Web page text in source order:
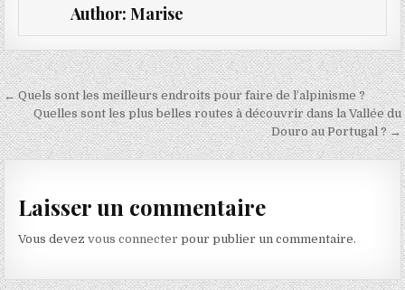
Author: Marise
Navigation de l’article
← Quels sont les meilleurs endroits pour faire de l’alpinisme ?
Quelles sont les plus belles routes à découvrir dans la Vallée du
Douro au Portugal ? →
Laisser un commentaire
Vous devezvous connecter pour publier un commentaire.